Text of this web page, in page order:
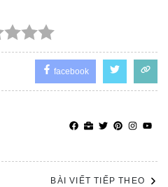
facebook
BÀI VIẾT TIẾP THEO